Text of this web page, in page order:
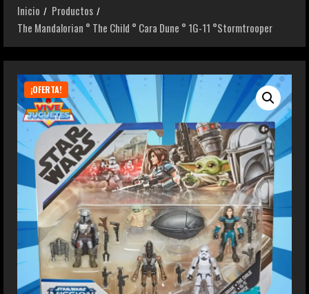
Inicio
Productos
The Mandalorian ° The Child ° Cara Dune ° 1G-11 °Stormtrooper
¡OFERTA!